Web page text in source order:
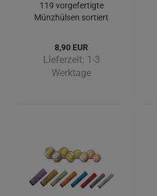
119 vorgefertigte
Münzhülsen sortiert
8,90 EUR
Lieferzeit: 1-3
Werktage